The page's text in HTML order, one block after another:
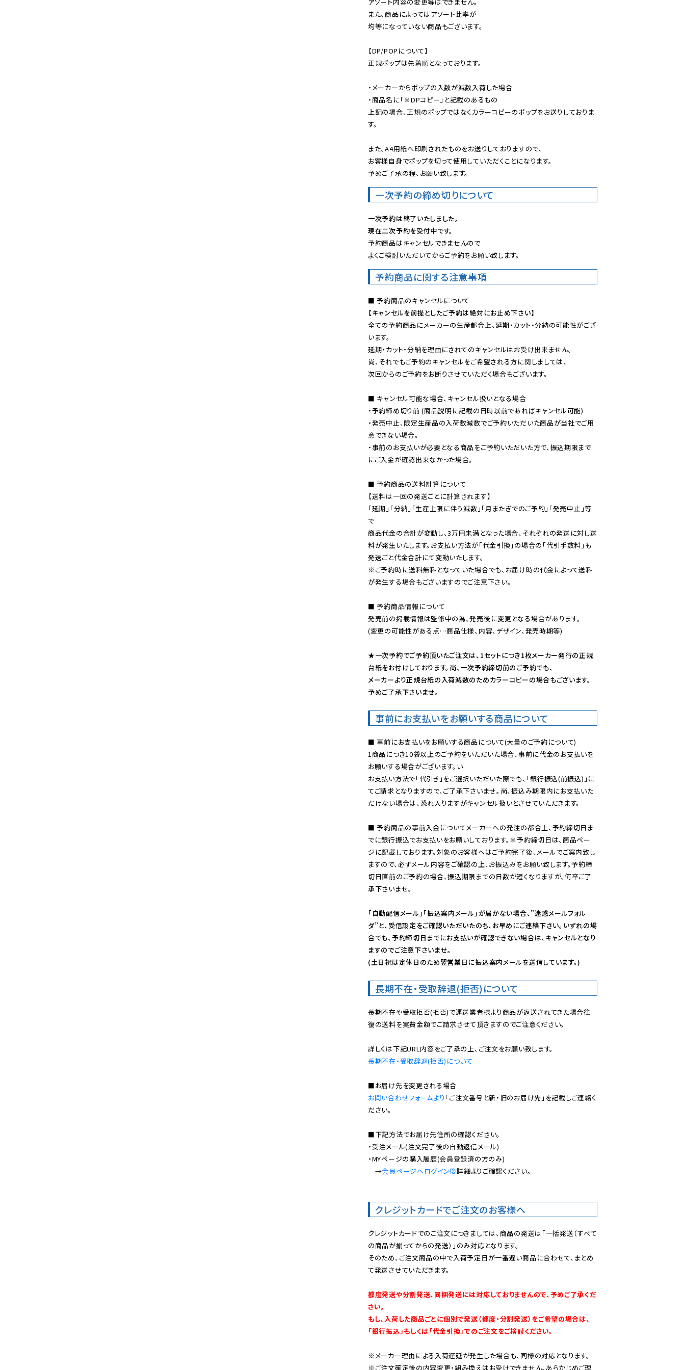
また、商品によってはアソート比率が
均等になっていない商品もございます。
【DP/POPについて】
正規ポップは先着順となっております。
・メーカーからポップの入数が減数入荷した場合
・商品名に「※DPコピー」と記載のあるもの
上記の場合、正規のポップではなくカラーコピーのポップをお送りしておりま
す。
また、A4用紙へ印刷されたものをお送りしておりますので、
お客様自身でポップを切って使用していただくことになります。
予めご了承の程、お願い致します。
一次予約の締め切りについて
一次予約は終了いたしました。
現在二次予約を受付中です。
予約商品はキャンセルできませんので
よくご検討いただいてからご予約をお願い致します。
予約商品に関する注意事項
【キャンセルを前提としたご予約は絶対にお止め下さい】
全ての予約商品にメーカーの生産都合上、延期・カット・分納の可能性がござ
います。
延期・カット・分納を理由にされてのキャンセルはお受け出来ません。
尚、それでもご予約のキャンセルをご希望される方に関しましては、
次回からのご予約をお断りさせていただく場合もございます。
■ キャンセル可能な場合、キャンセル扱いとなる場合
・予約締め切り前 (商品説明に記載の日時以前であればキャンセル可能)
・発売中止、限定生産品の入荷数減数でご予約いただいた商品が当社でご用
意できない場合。
・事前のお支払いが必要となる商品をご予約いただいた方で、振込期限まで
にご入金が確認出来なかった場合。
■ 予約商品の送料計算について
【送料は一回の発送ごとに計算されます】
「延期」「分納」「生産上限に伴う減数」「月またぎでのご予約」「発売中止」等
で
商品代金の合計が変動し、3万円未満となった場合、それぞれの発送に対し送
料が発生いたします。お支払い方法が「代金引換」の場合の「代引手数料」も
※ご予約時に送料無料となっていた場合でも、お届け時の代金によって送料
が発生する場合もございますのでご注意下さい。
■ 予約商品情報について
発売前の掲載情報は監修中の為、発売後に変更となる場合があります。
(変更の可能性がある点…商品仕様、内容、デザイン、発売時期等)
★一次予約でご予約頂いたご注文は、1セットにつき1枚メーカー発行の正規
台紙をお付けしております。尚、一次予約締切前のご予約でも、
メーカーより正規台紙の入荷減数のためカラーコピーの場合もございます。
予めご了承下さいませ。
事前にお支払いをお願いする商品について
■ 事前にお支払いをお願いする商品について(大量のご予約について)
1商品につき10袋以上のご予約をいただいた場合、事前に代金のお支払いを
お願いする場合がございます。い
お支払い方法で「代引き」をご選択いただいた際でも、「銀行振込(前振込)」に
てご請求となりますので、ご了承下さいませ。尚、振込み期限内にお支払いた
だけない場合は、恐れ入りますがキャンセル扱いとさせていただきます。
■ 予約商品の事前入金についてメーカーへの発注の都合上、予約締切日ま
でに銀行振込でお支払いをお願いしております。※予約締切日は、商品ペー
ジに記載しております。対象のお客様へはご予約完了後、メールでご案内致し
ますので、必ずメール内容をご確認の上、お振込みをお願い致します。予約締
切日直前のご予約の場合、振込期限までの日数が短くなりますが、何卒ご了
承下さいませ。
「自動配信メール」「振込案内メール」が届かない場合、”迷惑メールフォル
ダ”と、受信設定をご確認いただいたのち、お早めにご連絡下さい。いずれの場
合でも、予約締切日までにお支払いが確認できない場合は、キャンセルとなり
ますのでご注意下さいませ。
(土日祝は定休日のため翌営業日に振込案内メールを送信しています。)
長期不在・受取辞退(拒否)について
長期不在や受取拒否(拒否)で運送業者様より商品が返送されてきた場合往
復の送料を実費金額でご請求させて頂きますのでご注意ください。
長期不在・受取辞退(拒否)について
お問い合わせフォームより 「ご注文番号と新・旧のお届け先」を記載しご連絡く
ださい。
■下記方法でお届け先住所の確認ください。
・受注メール(注文完了後の自動返信メール)
・MYページの購入履歴(会員登録済の方のみ)
→会員ページへログイン後詳細よりご確認ください。
クレジットカードでご注文のお客様へ
クレジットカードでのご注文につきましては、商品の発送は「一括発送（すべて
の商品が揃ってからの発送）」のみ対応となります。
そのため、ご注文商品の中で入荷予定日が一番遅い商品に合わせて、まとめ
て発送させていただきます。
都度発送や分割発送、同梱発送には対応しておりませんので、予めご了承くだ
さい。
もし、入荷した商品ごとに個別で発送（都度・分割発送）をご希望の場合は、
「銀行振込」もしくは「代金引換」でのご注文をご検討ください。
※メーカー理由による入荷遅延が発生した場合も、同様の対応となります。
※ご注文確定後の内容変更・組み換えはお受けできません。あらかじめご理